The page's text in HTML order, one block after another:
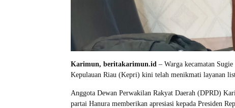
Karimun, beritakarimun.id – Warga kecamatan
Kepulauan Riau (Kepri) kini telah menikmati layanan
Anggota Dewan Perwakilan Rakyat Daerah (DPRD)
partai Hanura memberikan apresiasi kepada Presiden